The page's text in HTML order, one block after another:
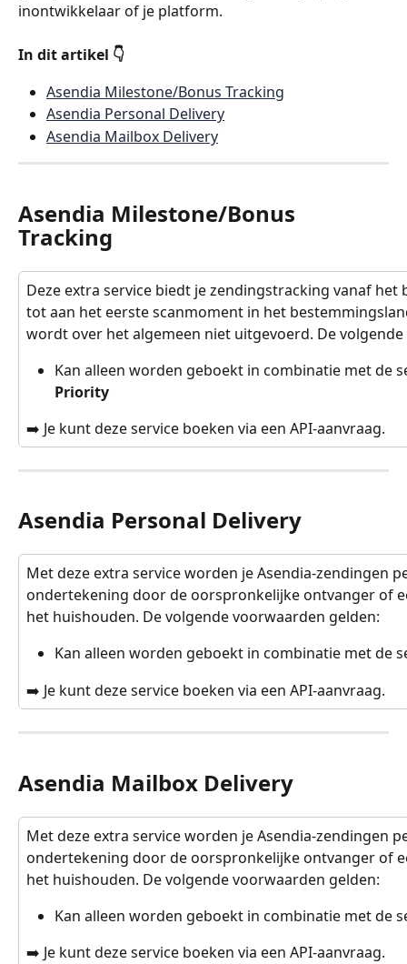
inontwikkelaar of je platform.
In dit artikel 👇
Asendia Milestone/Bonus Tracking
Asendia Personal Delivery
Asendia Mailbox Delivery
Asendia Milestone/Bonus
Tracking
Deze extra service biedt je zendingstracking vanaf
tot aan het eerste scanmoment in het
wordt over het algemeen niet uitgevoerd. De
Kan alleen worden geboekt in combinatie met de
Priority
➡️ Je kunt deze service boeken via een API-aanvraag.
Asendia Personal Delivery
Met deze extra service worden je Asendia-zendingen
ondertekening door de oorspronkelijke ontvanger of
het huishouden. De volgende voorwaarden gelden:
Kan alleen worden geboekt in combinatie met de
➡️ Je kunt deze service boeken via een API-aanvraag.
Asendia Mailbox Delivery
Met deze extra service worden je Asendia-zendingen
ondertekening door de oorspronkelijke ontvanger of
het huishouden. De volgende voorwaarden gelden:
Kan alleen worden geboekt in combinatie met de
➡️ Je kunt deze service boeken via een API-aanvraag.